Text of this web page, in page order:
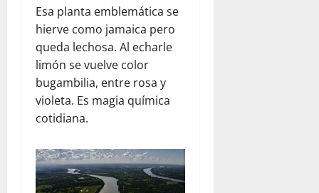
Esa planta emblemática se
hierve como jamaica pero
queda lechosa. Al echarle
limón se vuelve color
bugambilia, entre rosa y
violeta. Es magia química
cotidiana.